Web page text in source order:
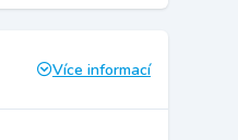
Více informací